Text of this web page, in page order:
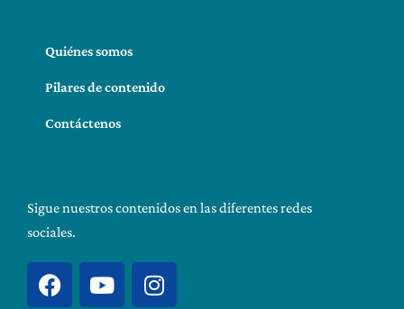
Quiénes somos
Pilares de contenido
Contáctenos
Sigue nuestros contenidos en las diferentes redes
sociales.
F
a
Y
o
I
n